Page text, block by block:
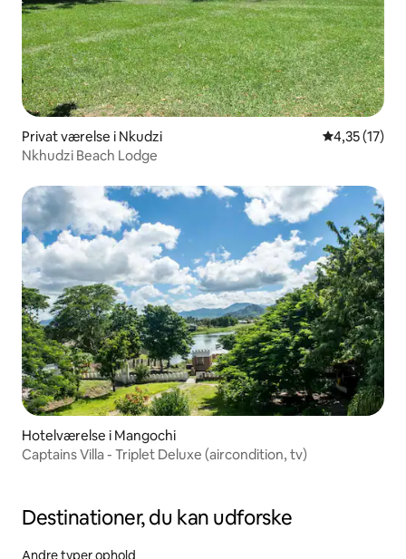
Privat værelse i Nkudzi 4,35 ud af 5
4,35 (17)
Nkhudzi Beach Lodge
Hotelværelse i Mangochi
Captains Villa - Triplet Deluxe (aircondition, tv)
Destinationer, du kan udforske
Andre typer ophold